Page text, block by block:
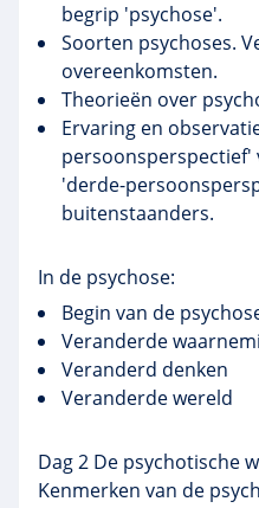
begrip 'psychose'.
Soorten psychoses.
overeenkomsten.
Theorieën over
Ervaring en
persoonsperspectief'
'derde-
buitenstaanders.
In de psychose:
Begin van de
Veranderde
Veranderd denken
Veranderde wereld
Dag 2 De psychotische
Kenmerken van de